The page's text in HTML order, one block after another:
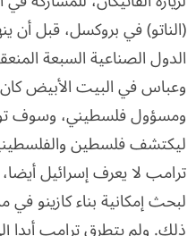
(الناتو) في بروكسل، قبل أن
الدول الصناعية السبعة
وعباس في البيت الأبيض كان
ومسؤول فلسطيني، وسوف
ليكتشف فلسطين
لبحث إمكانية بناء كازينو